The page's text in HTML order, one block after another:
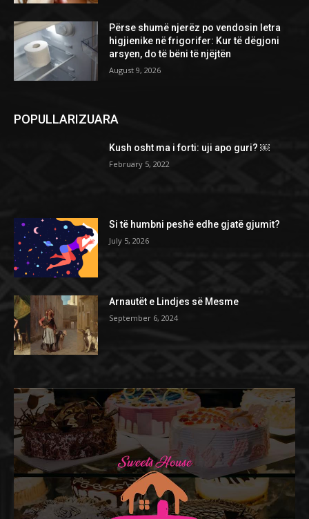
Përse shumë njerëz po vendosin letra
higjienike në frigorifer: Kur të dëgjoni
arsyen, do të bëni të njëjtën
August 9, 2026
POPULLARIZUARA
Kush osht ma i forti: uji apo guri? ￼
February 5, 2022
Si të humbni peshë edhe gjatë gjumit?
July 5, 2026
Arnautët e Lindjes së Mesme
September 6, 2024